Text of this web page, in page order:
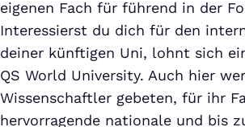
eigenen Fach für führend in der
Interessierst du dich für den
deiner künftigen Uni, lohnt sich
QS World University. Auch hier
Wissenschaftler gebeten, für ihr
hervorragende nationale und bis